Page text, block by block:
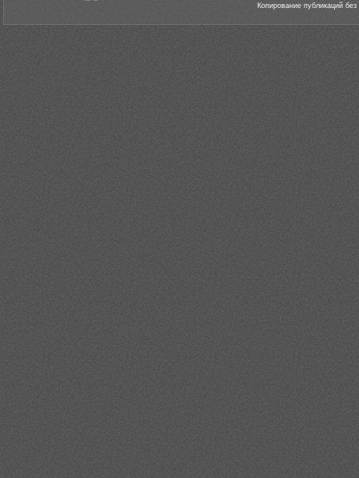
Копирование публикаций